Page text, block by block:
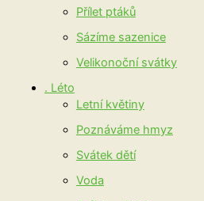
Přílet ptáků
Sázíme sazenice
Velikonoční svátky
. Léto
Letní květiny
Poznáváme hmyz
Svátek dětí
Voda